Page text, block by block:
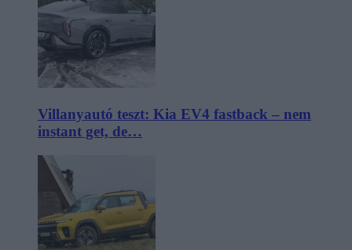
Villanyautó teszt: Kia EV4 fastback – nem
instant get, de…